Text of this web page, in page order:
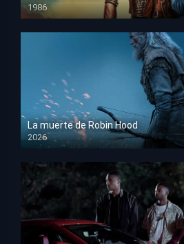
1986
HD 1080p
La muerte de Robin Hood
2026
HD 1080p